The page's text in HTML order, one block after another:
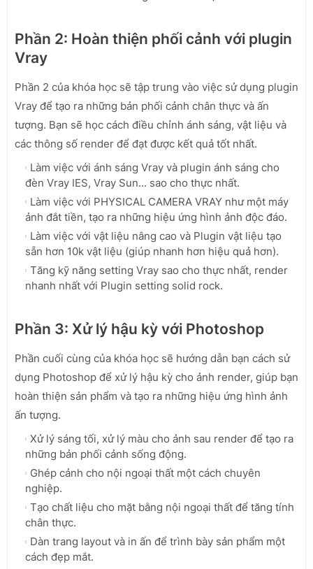
Phần 2: Hoàn thiện phối cảnh với plugin
Vray
Phần 2 của khóa học sẽ tập trung vào việc sử dụng plugin
Vray để tạo ra những bản phối cảnh chân thực và ấn
tượng. Bạn sẽ học cách điều chỉnh ánh sáng, vật liệu và
các thông số render để đạt được kết quả tốt nhất.
Làm việc với ánh sáng Vray và plugin ánh sáng cho
đèn Vray IES, Vray Sun... sao cho thực nhất.
Làm việc với PHYSICAL CAMERA VRAY như một máy
ảnh đắt tiền, tạo ra những hiệu ứng hình ảnh độc đáo.
Làm việc với vật liệu nâng cao và Plugin vật liệu tạo
sẵn hơn 10k vật liệu (giúp nhanh hơn hiệu quả hơn).
Tăng kỹ năng setting Vray sao cho thực nhất, render
nhanh nhất với Plugin setting solid rock.
Phần 3: Xử lý hậu kỳ với Photoshop
Phần cuối cùng của khóa học sẽ hướng dẫn bạn cách sử
dụng Photoshop để xử lý hậu kỳ cho ảnh render, giúp bạn
hoàn thiện sản phẩm và tạo ra những hiệu ứng hình ảnh
ấn tượng.
Xử lý sáng tối, xử lý màu cho ảnh sau render để tạo ra
những bản phối cảnh sống động.
Ghép cảnh cho nội ngoại thất một cách chuyên
nghiệp.
Tạo chất liệu cho mặt bằng nội ngoại thất để tăng tính
chân thực.
Dàn trang layout và in ấn để trình bày sản phẩm một
cách đẹp mắt.